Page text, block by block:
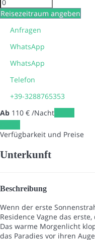
Reisezeitraum angeben
Anfragen
WhatsApp
WhatsApp
Telefon
+39-3288765353
Ab 110 € /Nacht
Verfügbarkeit und Preise
Unterkunft
Beschreibung
Wenn der erste
Residence Vagne das
Das warme Morgenlicht
das Paradies vor ihren